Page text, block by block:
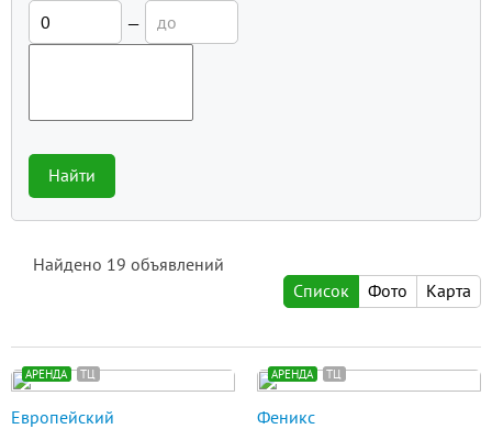
—
Найти
Найдено 19 объявлений
Список
Фото Карта
АРЕНДА ТЦ
Европейский
АРЕНДА ТЦ
Феникс